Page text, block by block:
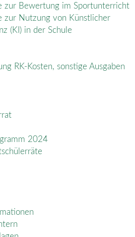
zur Bewertung im Sportunterricht
zur Nutzung von Künstlicher
(KI) in der Schule
RK-Kosten, sonstige Ausgaben
2024